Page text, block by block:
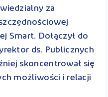
za
Smart. Dołączył do
ds. Publicznych
skoncentrował się
możliwości i relacji